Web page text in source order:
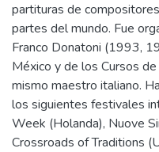
partituras de
partes del mundo. Fue
Franco Donatoni (1993,
México y de los Cursos
mismo maestro italiano.
los siguientes festivales
Week (Holanda), Nuove
Crossroads of Traditions